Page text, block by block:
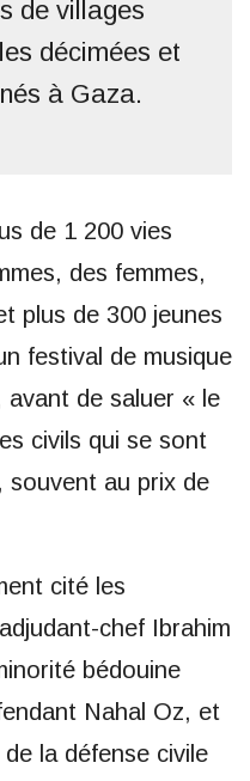
de villages
décimées et
à Gaza.
de 1 200 vies
des femmes,
plus de 300 jeunes
festival de musique
avant de saluer « le
civils qui se sont
souvent au prix de
cité les
chef Ibrahim
bédouine
Nahal Oz, et
la défense civile